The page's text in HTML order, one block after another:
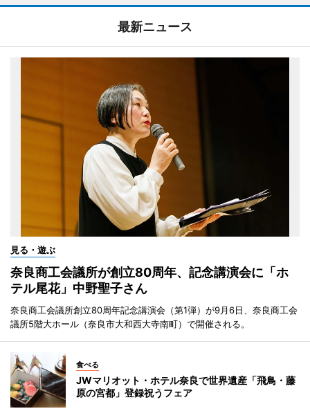
最新ニュース
見る・遊ぶ
奈良商工会議所が創立80周年、記念講演会に「ホ
テル尾花」中野聖子さん
奈良商工会議所創立80周年記念講演会（第1弾）が9月6日、奈良商工会
議所5階大ホール（奈良市大和西大寺南町）で開催される。
食べる
JWマリオット・ホテル奈良で世界遺産「飛鳥・藤
原の宮都」登録祝うフェア